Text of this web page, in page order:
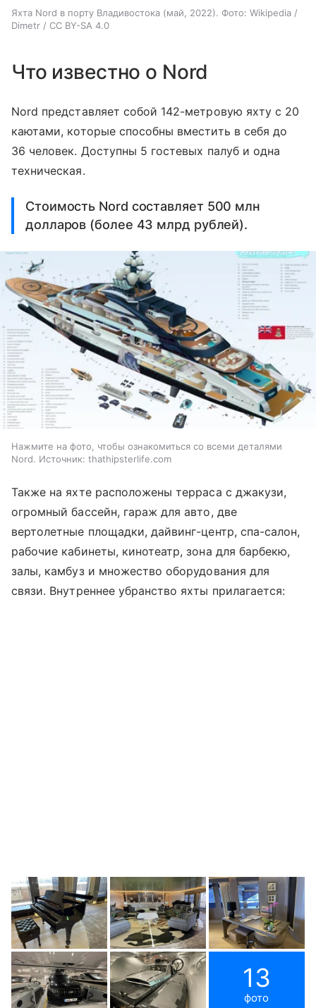
Яхта Nord в порту Владивостока (май, 2022). Фото: Wikipedia /
Dimetr / CC BY-SA 4.0
Что известно о Nord
Nord представляет собой 142-метровую яхту с 20
каютами, которые способны вместить в себя до
36 человек. Доступны 5 гостевых палуб и одна
техническая.
Стоимость Nord составляет 500 млн
долларов (более 43 млрд рублей).
Нажмите на фото, чтобы ознакомиться со всеми деталями
Nord. Источник: thathipsterlife.com
Также на яхте расположены терраса с джакузи,
огромный бассейн, гараж для авто, две
вертолетные площадки, дайвинг-центр, спа-салон,
рабочие кабинеты, кинотеатр, зона для барбекю,
залы, камбуз и множество оборудования для
связи. Внутреннее убранство яхты прилагается:
13
фото